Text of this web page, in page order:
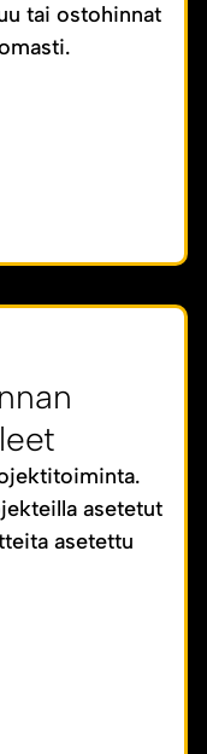
tai ostohinnat
asetetut
asetettu